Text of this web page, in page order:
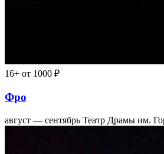
16+ от 1000 ₽
Фро
август — сентябрь Театр Драмы им.